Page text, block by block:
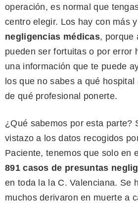
operación, es normal que
centro elegir. Los hay con más
negligencias médicas, porque
pueden ser fortuitas o por error
una información que te puede
los que no sabes a qué
de qué profesional ponerte.
¿Qué sabemos por esta parte?
vistazo a los datos recogidos
Paciente, tenemos que solo en
891 casos de presuntas
en toda la la C. Valenciana. Se
muchos derivaron en muerte a